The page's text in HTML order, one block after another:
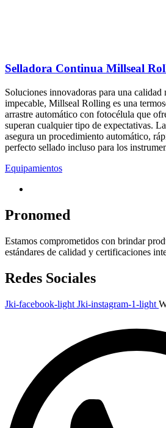
Selladora Continua Millseal
Soluciones innovadoras para una calidad
impecable, Millseal Rolling es una
arrastre automático con fotocélula que
superan cualquier tipo de expectativas.
asegura un procedimiento automático,
perfecto sellado incluso para los
Equipamientos
Pronomed
Estamos comprometidos con brindar
estándares de calidad y certificaciones
Redes Sociales
Jki-facebook-light Jki-instagram-1-light